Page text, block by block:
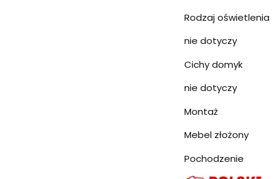
Rodzaj oświetlenia
nie dotyczy
Cichy domyk
nie dotyczy
Montaż
Mebel złożony
Pochodzenie